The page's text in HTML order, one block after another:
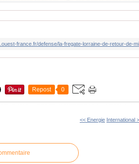
france.fr/defense/la-fregate-lorraine-de-retour-de-
Repost 0
<< Energie International